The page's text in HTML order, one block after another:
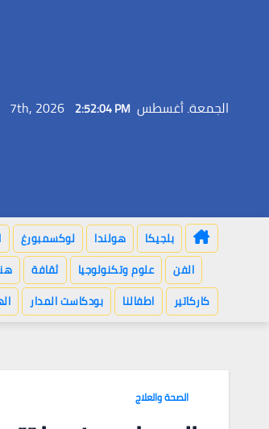
الجمعة. أغسطس 7th, 2026 2:52:05 PM
بلجيكا هولندا لوكسمبورغ
الفن
علوم وتكنولوجيا ثقافة
كاركاتير
اطفالنا بودكاست المدار
الصحة والعلاج